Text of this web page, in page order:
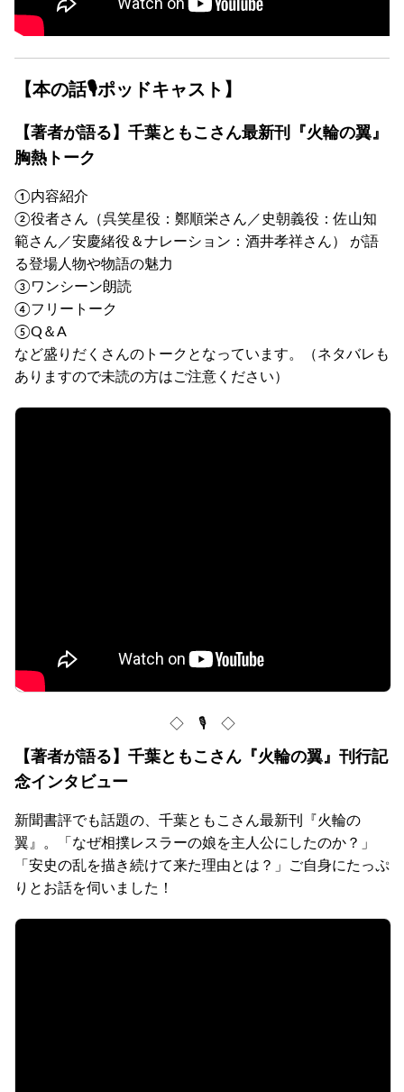
【本の話🎙ポッドキャスト】
【著者が語る】千葉ともこさん最新刊『火輪の翼』
胸熱トーク
①内容紹介
②役者さん（呉笑星役：鄭順栄さん／史朝義役：佐山知
範さん／安慶緒役＆ナレーション：酒井孝祥さん） が語
る登場人物や物語の魅力
③ワンシーン朗読
④フリートーク
⑤Q＆A
など盛りだくさんのトークとなっています。（ネタバレも
ありますので未読の方はご注意ください）
◇ 🎙 ◇
【著者が語る】千葉ともこさん『火輪の翼』刊行記
念インタビュー
新聞書評でも話題の、千葉ともこさん最新刊『火輪の
翼』。「なぜ相撲レスラーの娘を主人公にしたのか？」
「安史の乱を描き続けて来た理由とは？」ご自身にたっぷ
りとお話を伺いました！